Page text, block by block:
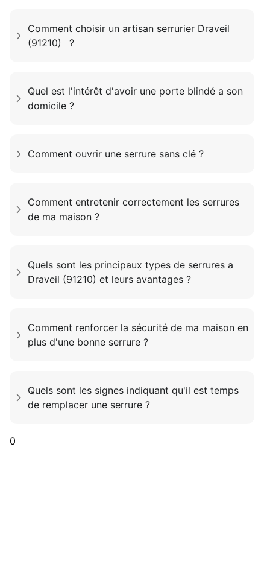
Comment choisir un artisan serrurier Draveil
(91210) ?
Quel est l'intérêt d'avoir une porte blindé a son
domicile ?
Comment ouvrir une serrure sans clé ?
Comment entretenir correctement les serrures
de ma maison ?
Quels sont les principaux types de serrures a
Draveil (91210) et leurs avantages ?
Comment renforcer la sécurité de ma maison en
plus d'une bonne serrure ?
Quels sont les signes indiquant qu'il est temps
de remplacer une serrure ?
0